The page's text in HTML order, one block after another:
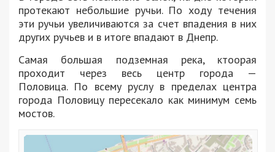
протекают небольшие ручьи. По ходу течения
эти ручьи увеличиваются за счет впадения в них
других ручьев и в итоге впадают в Днепр.
Самая большая подземная река, ктоорая
проходит через весь центр города —
Половица. По всему руслу в пределах центра
города Половицу пересекало как минимум семь
мостов.